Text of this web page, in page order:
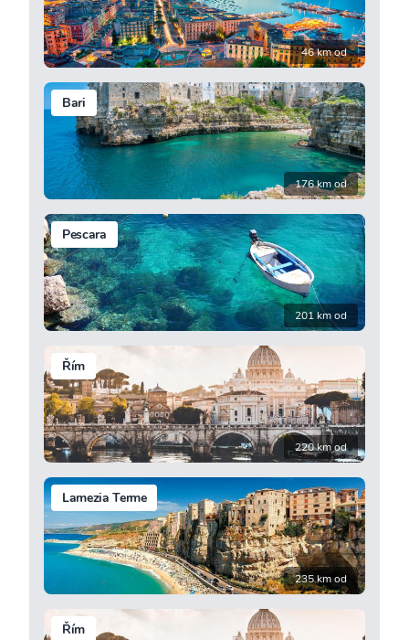
46 km od
Bari
176 km od
Pescara
201 km od
Řím
220 km od
Lamezia Terme
235 km od
Řím